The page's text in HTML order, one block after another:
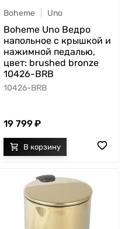
Boheme Uno
Boheme Uno Ведро
напольное с крышкой и
нажимной педалью,
цвет: brushed bronze
10426-BRB
10426-BRB
19 799